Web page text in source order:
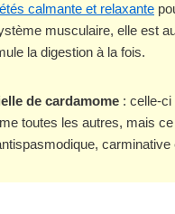
calmante et relaxante
musculaire, elle est
la digestion à la fois.
de cardamome : celle-ci
toutes les autres, mais
carminative